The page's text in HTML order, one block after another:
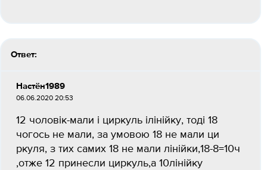
Ответ:
Настён1989
06.06.2020 20:53
12 чоловік-мали і циркуль ілінійку, тоді 18
чогось не мали, за умовою 18 не мали ци
ркуля, з тих самих 18 не мали лінійки,18-8=10ч
,отже 12 принесли циркуль,а 10лінійку